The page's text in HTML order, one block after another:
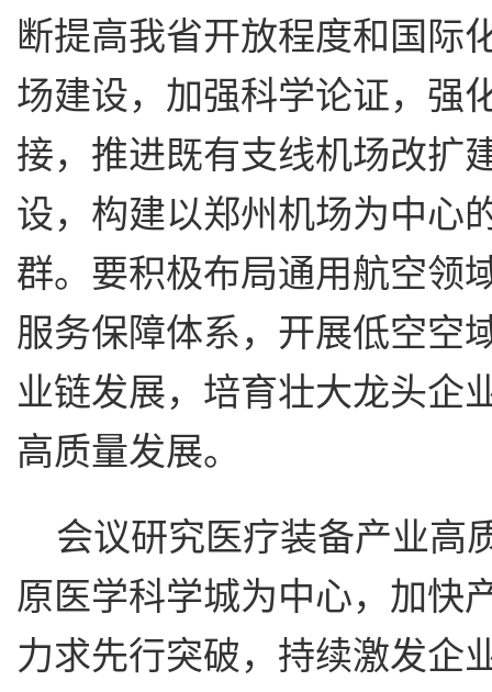
断提高我省开放程度和国际
场建设，加强科学论证，强
接，推进既有支线机场改扩
设，构建以郑州机场为中心
群。要积极布局通用航空领
服务保障体系，开展低空空
业链发展，培育壮大龙头企
高质量发展。
会议研究医疗装备产业高
原医学科学城为中心，加快
力求先行突破，持续激发企